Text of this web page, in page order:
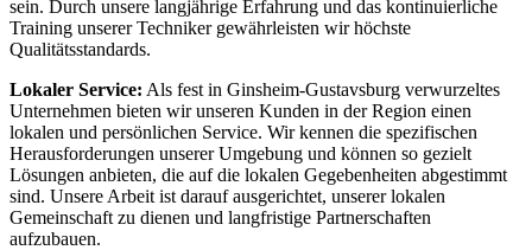
sein. Durch unsere langjährige Erfahrung und das kontinuierliche
Training unserer Techniker gewährleisten wir höchste
Qualitätsstandards.
Lokaler Service: Als fest in Ginsheim-Gustavsburg verwurzeltes
Unternehmen bieten wir unseren Kunden in der Region einen
lokalen und persönlichen Service. Wir kennen die spezifischen
Herausforderungen unserer Umgebung und können so gezielt
Lösungen anbieten, die auf die lokalen Gegebenheiten abgestimmt
sind. Unsere Arbeit ist darauf ausgerichtet, unserer lokalen
Gemeinschaft zu dienen und langfristige Partnerschaften
aufzubauen.